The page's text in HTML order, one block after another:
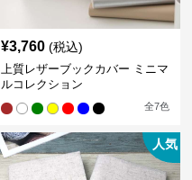
¥3,760 (税込)
上質レザーブックカバー ミニマ
ルコレクション
全7色
人気